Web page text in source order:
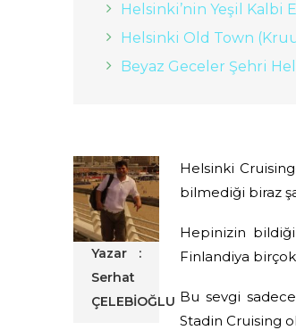
Helsinki’nin Yeşil Kalbi
Helsinki Old Town
Beyaz Geceler Şehri
Yazar :
Serhat
ÇELEBİOĞLU
Helsinki
bilmediği biraz
Hepinizin
Finlandiya birçok
Bu sevgi
Stadin Cruising